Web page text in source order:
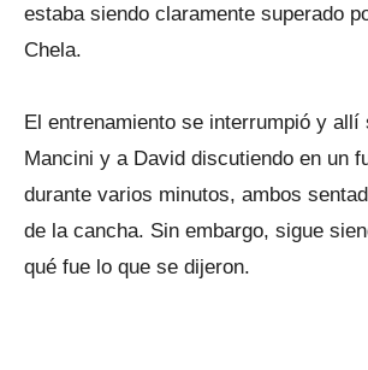
estaba siendo claramente superado
Chela.
El entrenamiento se interrumpió y allí
Mancini y a David discutiendo en un
durante varios minutos, ambos
de la cancha. Sin embargo, sigue
qué fue lo que se dijeron.